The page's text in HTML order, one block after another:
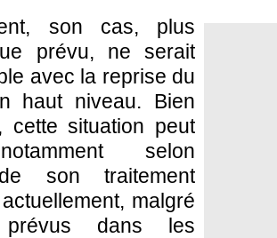
son cas, plus
prévu, ne serait
avec la reprise du
haut niveau. Bien
cette situation peut
selon
son traitement
malgré
dans les